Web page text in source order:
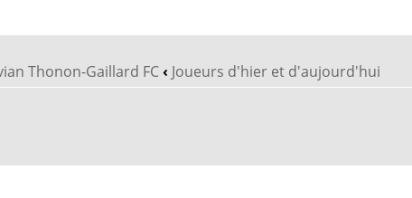
Thonon-Gaillard FC‹ Joueurs d'hier et d'aujourd'hui